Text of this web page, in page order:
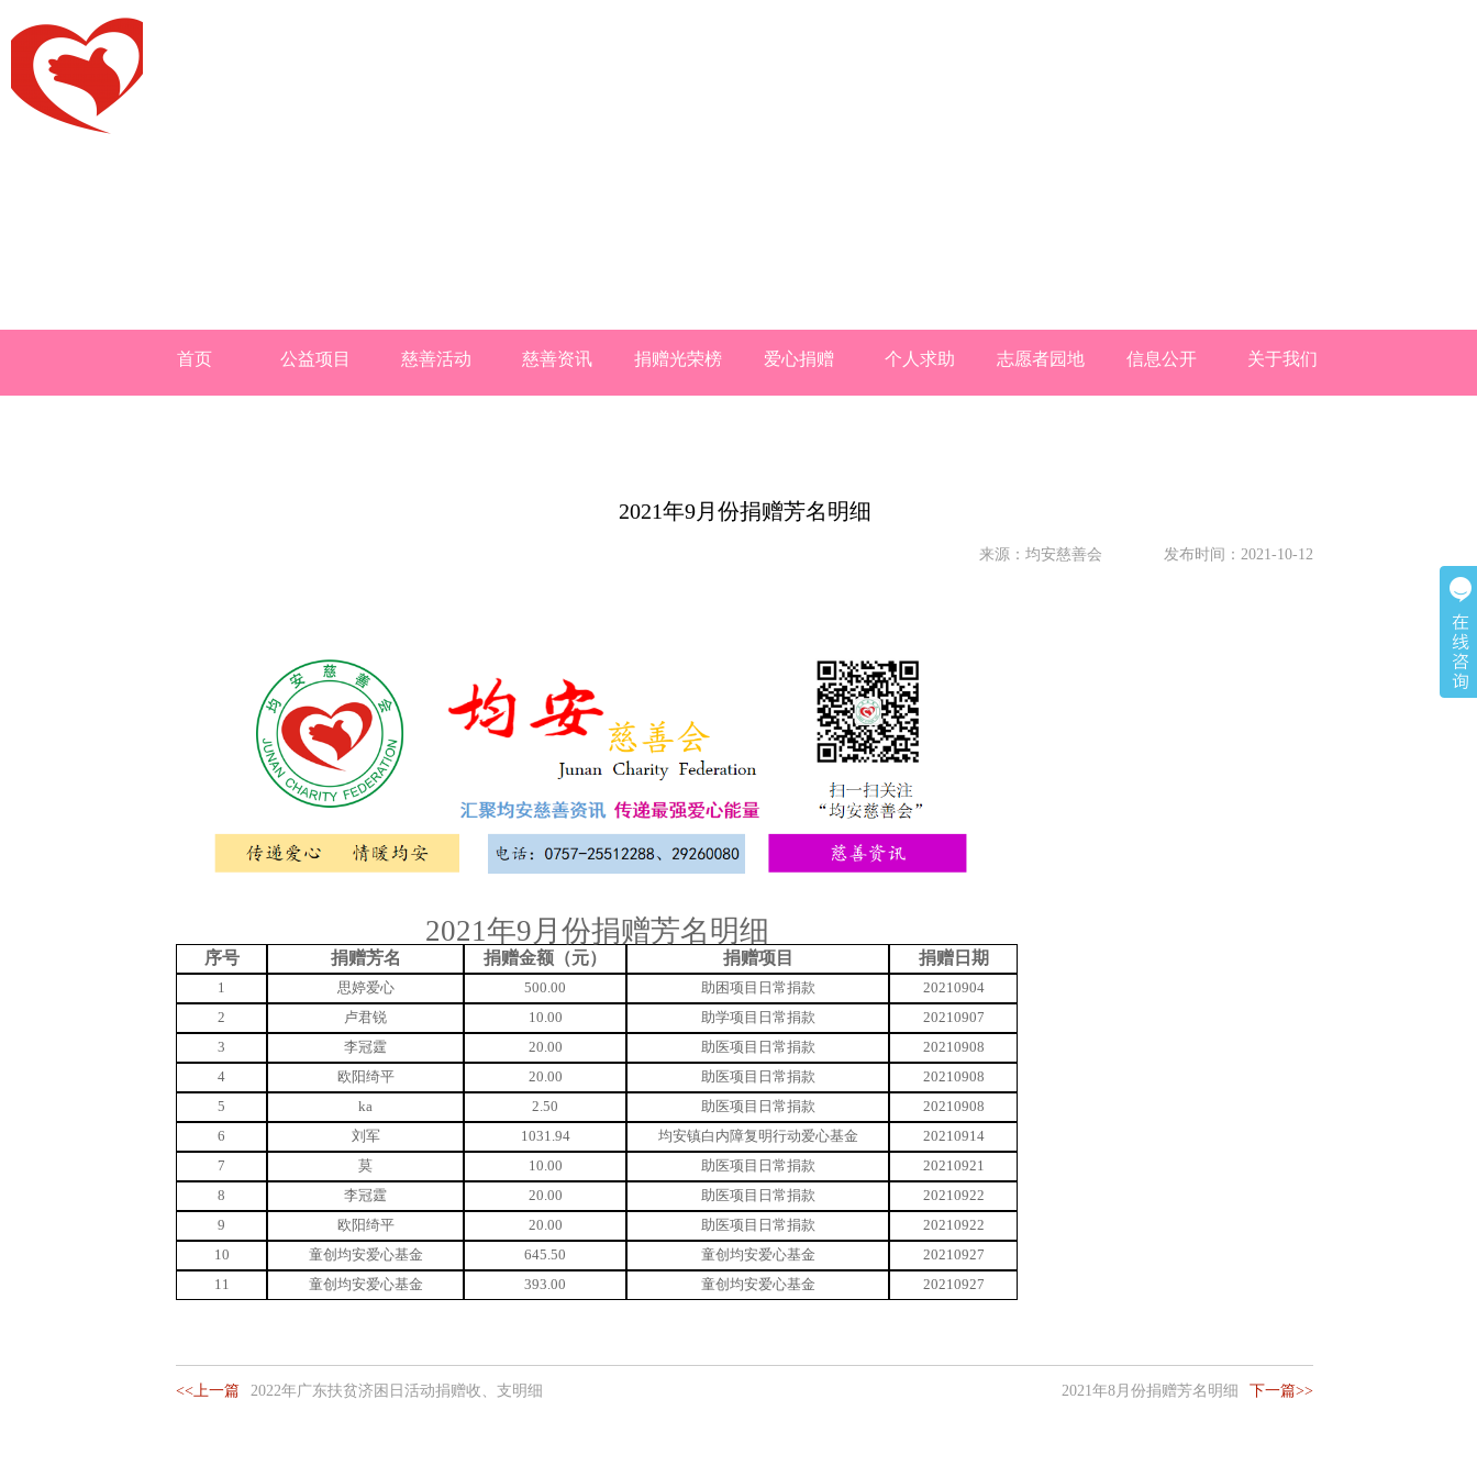
首页 公益项目 慈善活动 慈善资讯 捐赠光荣榜 爱心捐赠 个人求助 志愿者园地 信息公开 关于我们
2021年9月份捐赠芳名明细
来源：均安慈善会 发布时间：2021-10-12
2021年9月份捐赠芳名明细
序号 捐赠芳名 捐赠金额（元） 捐赠项目 捐赠日期
1 思婷爱心 500.00 助困项目日常捐款
20210904
2
卢君锐 10.00 助学项目日常捐款
20210907
3
李冠霆 20.00 助医项目日常捐款
20210908
4
欧阳绮平 20.00 助医项目日常捐款
20210908
5
ka 2.50 助医项目日常捐款
20210908
6
刘军 1031.94 均安镇白内障复明行动爱心基金
20210914
7
莫 10.00 助医项目日常捐款
20210921
8
李冠霆 20.00 助医项目日常捐款
20210922
9
欧阳绮平 20.00 助医项目日常捐款
20210922
10
童创均安爱心基金 645.50 童创均安爱心基金
20210927
11
童创均安爱心基金 393.00 童创均安爱心基金 20210927
<<上一篇 2022年广东扶贫济困日活动捐赠收、支明细 下一篇>>
2021年8月份捐赠芳名明细